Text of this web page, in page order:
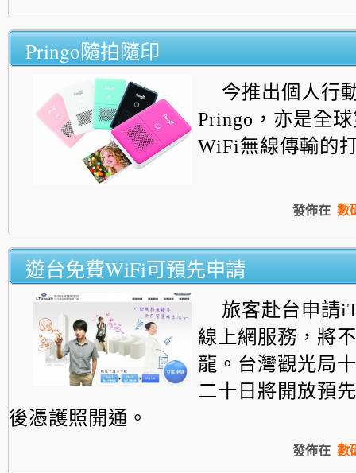
Pringo隨拍隨印
今推出個人行
Pringo，亦是全
WiFi無線傳輸的
發佈在 數
遊台免費WiFi可預先申請
旅客赴台申請
線上網服務，將
龍。台灣觀光局
二十日將開放預
後憑護照開通 。
發佈在 數